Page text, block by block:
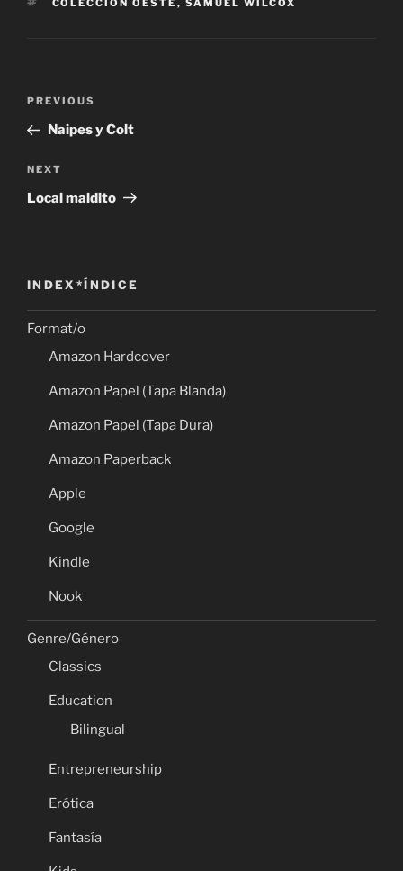
COLECCIÓN OESTE , SAMUEL WILCOX
Previous
Post
PREVIOUS
Naipes y Colt
Next
Post
NEXT
Local maldito
INDEX*ÍNDICE
Format/o
Amazon Hardcover
Amazon Papel (Tapa Blanda)
Amazon Papel (Tapa Dura)
Amazon Paperback
Apple
Google
Kindle
Nook
Genre/Género
Classics
Education
Bilingual
Entrepreneurship
Erótica
Fantasía